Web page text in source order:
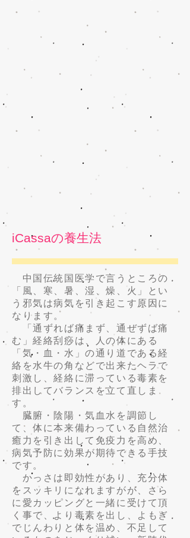
中国伝統国医学で言うところの
「風、寒、暑、湿、燥、火」とい
う邪気は病気を引き起こす原因に
なります。
「通ずれば痛まず、通ぜずば痛
む」経絡刮痧は、人の体にある
「気・血・水」の通り道である経
絡を水牛の角などで出来たヘラで
刺激し、経絡に滞っている毒素を
排出してバランスを立て直しま
す。
臓腑・陰陽・気血水を調節し
て、体に本来備わっている自然治
癒力を引き出して免疫力を高め、
病気予防に効果が期待できる手技
です。
かっさは即効性があり、充分体
をスッキリになれますがが、さら
に愛カッピングと一緒に受けて頂
く事で、より毒素を出し、よもぎ
でじんわりと体を温め、不足して
iCassaの養生法